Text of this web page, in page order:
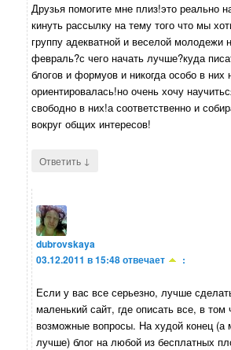
Друзья помогите мне плиз!это реально
кинуть рассылку на тему того что мы
группу адекватной и веселой молодежи
февраль?с чего начать лучше?куда
блогов и формуов и никогда особо в них
ориентировалась!но очень хочу
свободно в них!а соответственно и
вокруг общих интересов!
Ответить ↓
dubrovskaya
03.12.2011 в 15:48отвечает :
Если у вас все серьезно, лучше
маленький сайт, где описать все, в том
возможные вопросы. На худой конец (а
лучше) блог на любой из бесплатных